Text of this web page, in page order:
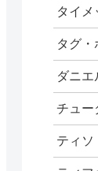
タイメ
タグ・
ダニエ
チュー
ティソ